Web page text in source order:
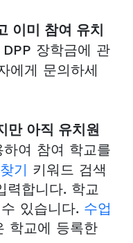
이미 참여 유치
DPP 장학금에 관
에게 문의하세
만 아직 유치원
여 참여 학교를
기 키워드 검색
력합니다. 학교
있습니다. 수업
학교에 등록한